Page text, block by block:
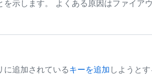
示します。 よくある原因はファイア
に追加されているキーを追加 しようと